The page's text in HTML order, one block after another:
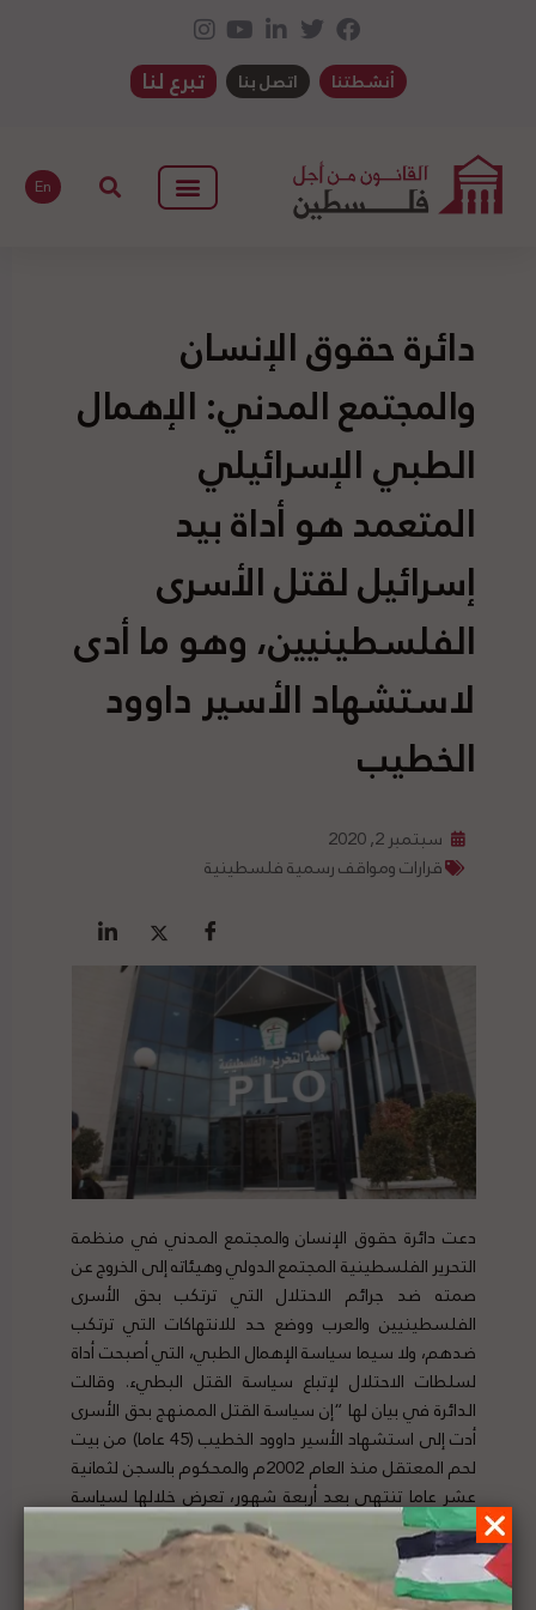
أنشطتنا اتصل بنا تبرع لنا
En
دائرة حقوق الإنسان
والمجتمع المدني: الإهمال
الطبي الإسرائيلي
المتعمد هو أداة بيد
إسرائيل لقتل الأسرى
الفلسطينيين، وهو ما أدى
لاستشهاد الأسير داوود
الخطيب
سبتمبر 2, 2020
قرارات ومواقف رسمية فلسطينية
دعت دائرة حقوق الإنسان والمجتمع المدني في منظمة
التحرير الفلسطينية المجتمع الدولي وهيئاته إلى الخروج عن
صمته ضد جرائم الاحتلال التي ترتكب بحق الأسرى
الفلسطينيين والعرب ووضع حد للانتهاكات التي ترتكب
ضدهم، ولا سيما سياسة الإهمال الطبي، التي أصبحت أداة
لسلطات الاحتلال لإتباع سياسة القتل البطيء. وقالت
الدائرة في بيان لها “إن سياسة القتل الممنهج بحق الأسرى
أدت إلى استشهاد الأسير داوود الخطيب (45 عاما) من بيت
لحم المعتقل منذ العام 2002م والمحكوم بالسجن لثمانية
عشر عاما تنتهي بعد أربعة شهور، تعرض خلالها لسياسة
الإهمال الطبي، وأصيب قبل سنوات بجلطة وأجريت له
عملية قلب مفتوح، ليصاب بسكتة قلبية في سجن عوفر”.
لتفاصيل الخبر ومصدره الأصلي،